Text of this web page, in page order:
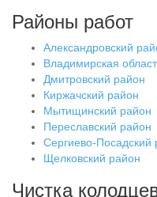
Районы работ
Александровский
Владимирская
Дмитровский район
Киржачский район
Мытищинский район
Переславский район
Сергиево-Посадский
Щелковский район
Чистка